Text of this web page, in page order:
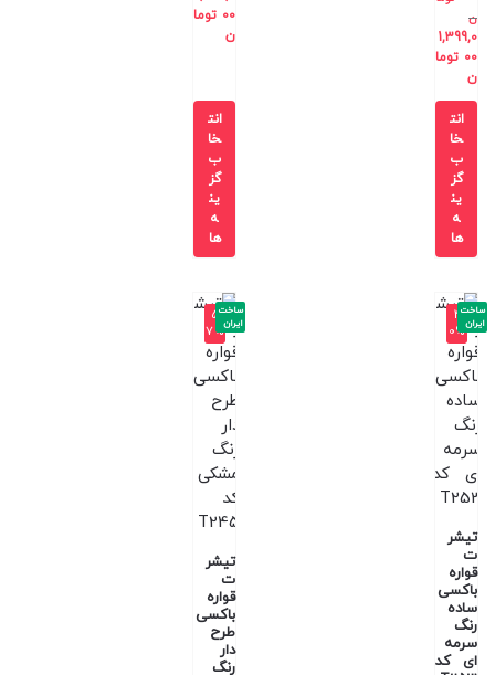
ن
1,399,0
00 توما
ن
انت
خا
ب
گز
ین
ه
ها
00 توما
ن
انت
خا
ب
گز
ین
ه
ها
-4
0%
تیشر
ت
قواره
باکسی
ساده
رنگ
سرمه
ای کد
ساخت
ایران
-5
7%
تیشر
ت
قواره
باکسی
طرح
دار
رنگ
ساخت
ایران